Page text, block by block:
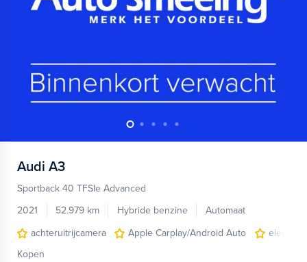
Audi A3
Sportback 40 TFSIe Advanced
2021
52.979 km Hybride benzine
Automaat
achteruitrijcamera
Apple Carplay/Android Auto
Kopen